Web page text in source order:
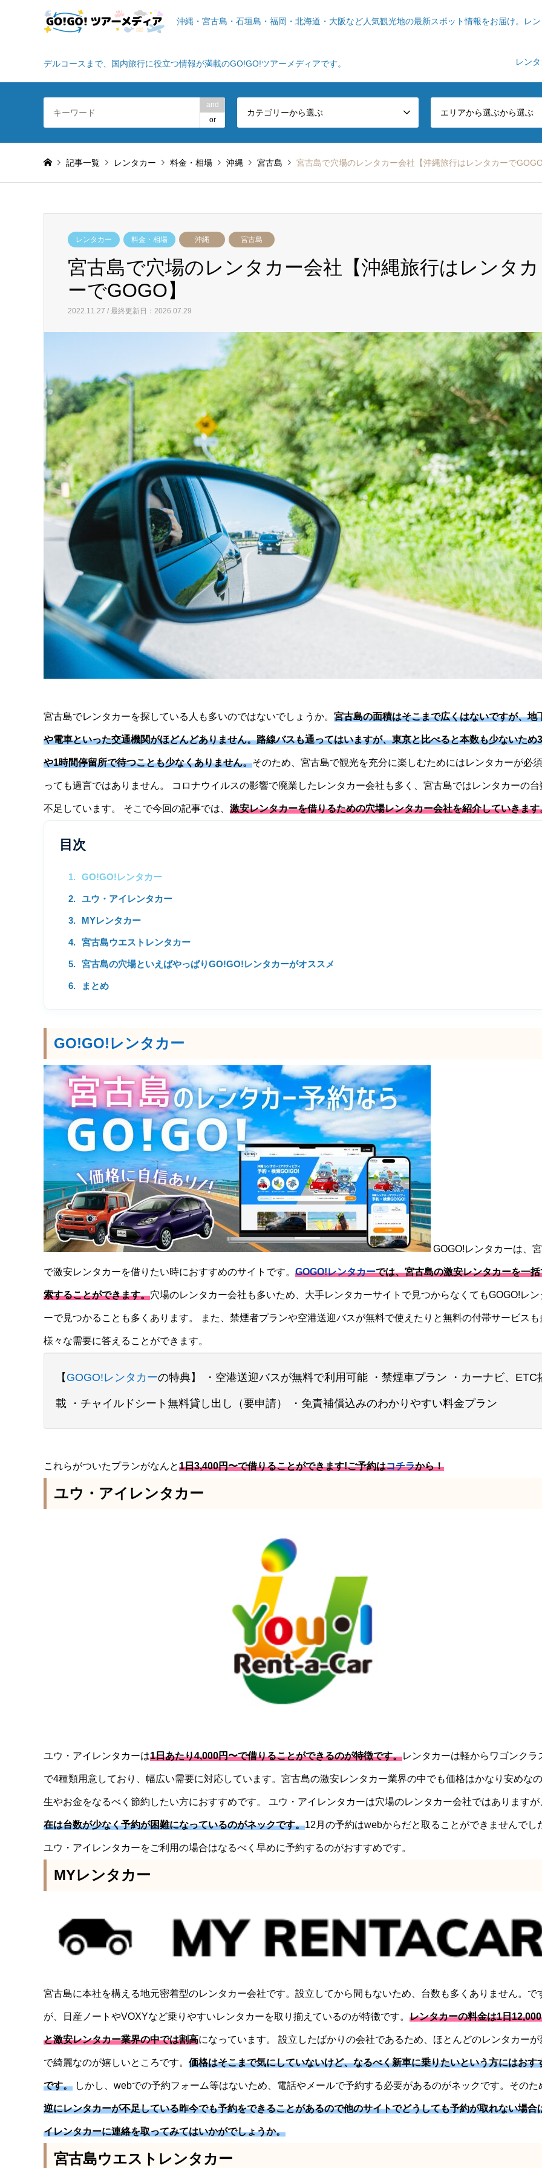
沖縄・宮古島・石垣島・福岡・北海道・大阪など人気観光地の最新スポット情報をお届け。レ
デルコースまで、国内旅行に役立つ情報が満載のGO!GO!ツアーメディアです。 レン
and
or
カテゴリーから選ぶ エリアから選ぶから選ぶ
記事一覧 レンタカー 料金・相場 沖縄 宮古島 宮古島で穴場のレンタカー会社【沖縄旅行はレンタカーで
レンタカー 料金・相場 沖縄 宮古島
宮古島で穴場のレンタカー会社【沖縄旅行はレンタカ
ーでGOGO】
2022.11.27 / 最終更新日：2026.07.29
宮古島でレンタカーを探している人も多いのではないでしょうか。 宮古島の面積はそこまで広くはないですが、地
や電車といった交通機関がほどんどありません。路線バスも通ってはいますが、東京と比べると本数も少ないため
や1時間停留所で待つことも少なくありません。そのため、宮古島で観光を充分に楽しむためにはレンタカーが必
っても過言ではありません。 コロナウイルスの影響で廃業したレンタカー会社も多く、宮古島ではレンタカーの台
不足しています。 そこで今回の記事では、 激安レンタカーを借りるための穴場レンタカー会社を紹介していきます
目次
GO!GO!レンタカー
ユウ・アイレンタカー
MYレンタカー
宮古島ウエストレンタカー
宮古島の穴場といえばやっぱりGO!GO!レンタカーがオススメ
まとめ
GO!GO!レンタカー
GOGO!レンタカーは、
で激安レンタカーを借りたい時におすすめのサイトです。 GOGO!レンタカーでは、宮古島の激安レンタカーを一
索することができます。穴場のレンタカー会社も多いため、大手レンタカーサイトで見つからなくてもGOGO!レン
ーで見つかることも多くあります。 また、禁煙者プランや空港送迎バスが無料で使えたりと無料の付帯サービスも
様々な需要に答えることができます。
【 GOGO!レンタカーの特典】 ・空港送迎バスが無料で利用可能 ・禁煙車プラン ・カーナビ、ETC
載 ・チャイルドシート無料貸し出し（要申請） ・免責補償込みのわかりやすい料金プラン
これらがついたプランがなんと1日3,400円〜で借りることができます!ご予約はコチラから！
ユウ・アイレンタカー
ユウ・アイレンタカーは1日あたり4,000円〜で借りることができるのが特徴です。レンタカーは軽からワゴンクラ
で4種類用意しており、幅広い需要に対応しています。宮古島の激安レンタカー業界の中でも価格はかなり安めな
生やお金をなるべく節約したい方におすすめです。 ユウ・アイレンタカーは穴場のレンタカー会社ではありますが
在は台数が少なく予約が困難になっているのがネックです。12月の予約はwebからだと取ることができませんでし
ユウ・アイレンタカーをご利用の場合はなるべく早めに予約するのがおすすめです。
MYレンタカー
宮古島に本社を構える地元密着型のレンタカー会社です。設立してから間もないため、台数も多くありません。で
が、日産ノートやVOXYなど乗りやすいレンタカーを取り揃えているのが特徴です。 レンタカーの料金は1日
と激安レンタカー業界の中では割高になっています。 設立したばかりの会社であるため、ほとんどのレンタカーが
で綺麗なのが嬉しいところです。 価格はそこまで気にしていないけど、なるべく新車に乗りたいという方にはおす
です。 しかし、webでの予約フォーム等はないため、電話やメールで予約する必要があるのがネックです。そのた
逆にレンタカーが不足している昨今でも予約をできることがあるので他のサイトでどうしても予約が取れない場合
イレンタカーに連絡を取ってみてはいかがでしょうか。
宮古島ウエストレンタカー